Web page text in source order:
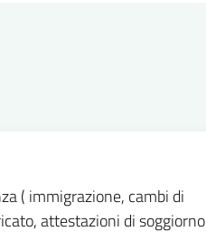
( immigrazione, cambi di
attestazioni di soggiorno